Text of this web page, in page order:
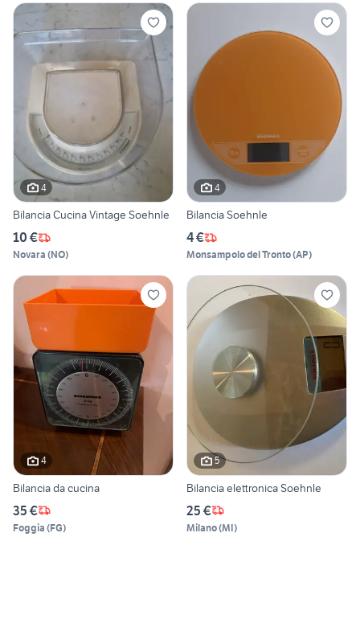
4
Bilancia Cucina Vintage Soehnle
10 €
Novara (NO)
4
Bilancia Soehnle
4 €
Monsampolo del Tronto(AP)
4
Bilancia da cucina
35 €
Foggia (FG)
5
Bilancia elettronica Soehnle
25 €
Milano(MI)